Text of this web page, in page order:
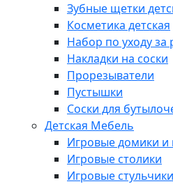
Зубные щетки
Косметика детская
Набор по уходу за
Накладки на соски
Прорезыватели
Пустышки
Соски для
Детская Мебель
Игровые домики и
Игровые столики
Игровые стульчики